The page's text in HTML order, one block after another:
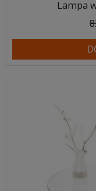
Lampa